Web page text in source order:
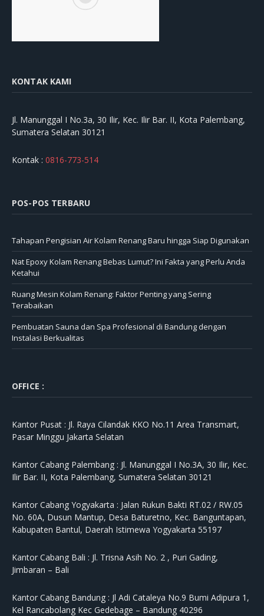
KONTAK KAMI
Jl. Manunggal I No.3a, 30 Ilir, Kec. Ilir Bar. II, Kota Palembang,
Sumatera Selatan 30121
Kontak : 0816-773-514
POS-POS TERBARU
Tahapan Pengisian Air Kolam Renang Baru hingga Siap Digunakan
Nat Epoxy Kolam Renang Bebas Lumut? Ini Fakta yang Perlu Anda
Ketahui
Ruang Mesin Kolam Renang: Faktor Penting yang Sering
Terabaikan
Pembuatan Sauna dan Spa Profesional di Bandung dengan
Instalasi Berkualitas
OFFICE :
Kantor Pusat : Jl. Raya Cilandak KKO No.11 Area Transmart,
Pasar Minggu Jakarta Selatan
Kantor Cabang Palembang : Jl. Manunggal I No.3A, 30 Ilir, Kec.
Ilir Bar. II, Kota Palembang, Sumatera Selatan 30121
Kantor Cabang Yogyakarta : Jalan Rukun Bakti RT.02 / RW.05
No. 60A, Dusun Mantup, Desa Baturetno, Kec. Banguntapan,
Kabupaten Bantul, Daerah Istimewa Yogyakarta 55197
Kantor Cabang Bali : Jl. Trisna Asih No. 2 , Puri Gading,
Jimbaran – Bali
Kantor Cabang Bandung : Jl Adi Cataleya No.9 Bumi Adipura 1,
Kel Rancabolang Kec Gedebage – Bandung 40296